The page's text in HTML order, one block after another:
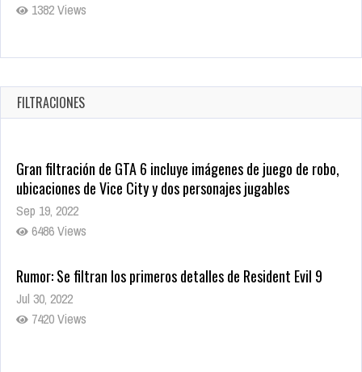
1382 Views
Warner Bros. lleva a las tiendas digitales su racha de
Oct 17, 2025
1437 Views
FILTRACIONES
Gran filtración de GTA 6 incluye imágenes de juego de robo,
ubicaciones de Vice City y dos personajes jugables
Sep 19, 2022
6486 Views
Rumor: Se filtran los primeros detalles de Resident Evil 9
Jul 30, 2022
7420 Views